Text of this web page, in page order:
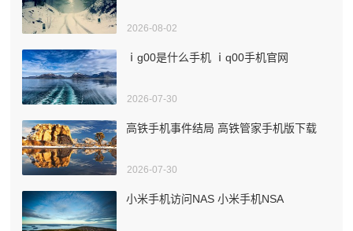
2026-08-02
ⅰg00是什么手机 ⅰq00手机官网
2026-07-30
高铁手机事件结局 高铁管家手机版下载
2026-07-30
小米手机访问NAS 小米手机NSA